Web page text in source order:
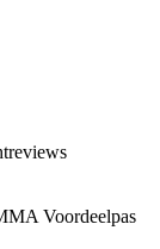
Voordeelpas